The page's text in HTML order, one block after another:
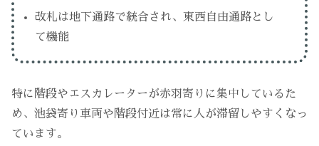
改札は地下通路で統合され、東西自由通路とし
て機能
特に階段やエスカレーターが赤羽寄りに集中しているた
め、池袋寄り車両や階段付近は常に人が滞留しやすくなっ
ています。